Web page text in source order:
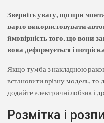
Зверніть увагу, що при
варто використовувати
ймовірність того, що вони
вона деформується і
Якщо тумба з накладною
встановити врізну модель, то
додайте електричні лобзик і
Розмітка і